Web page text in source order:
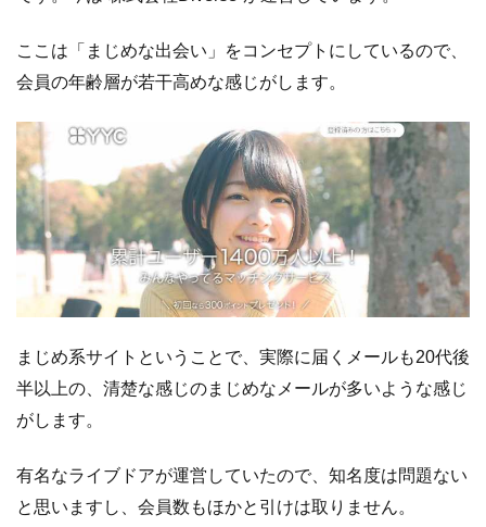
デ
ー
プ
4.12
NOEL（ノ
エル）
4.13
そ
く
マ
プ
4.14
ここは「まじめな出会い」をコンセプトにしているので、
会員の年齢層が若干高めな感じがします。
まじめ系サイトということで、実際に届くメールも20代後
半以上の、清楚な感じのまじめなメールが多いような感じ
がします。
有名なライブドアが運営していたので、知名度は問題ない
と思いますし、会員数もほかと引けは取りません。